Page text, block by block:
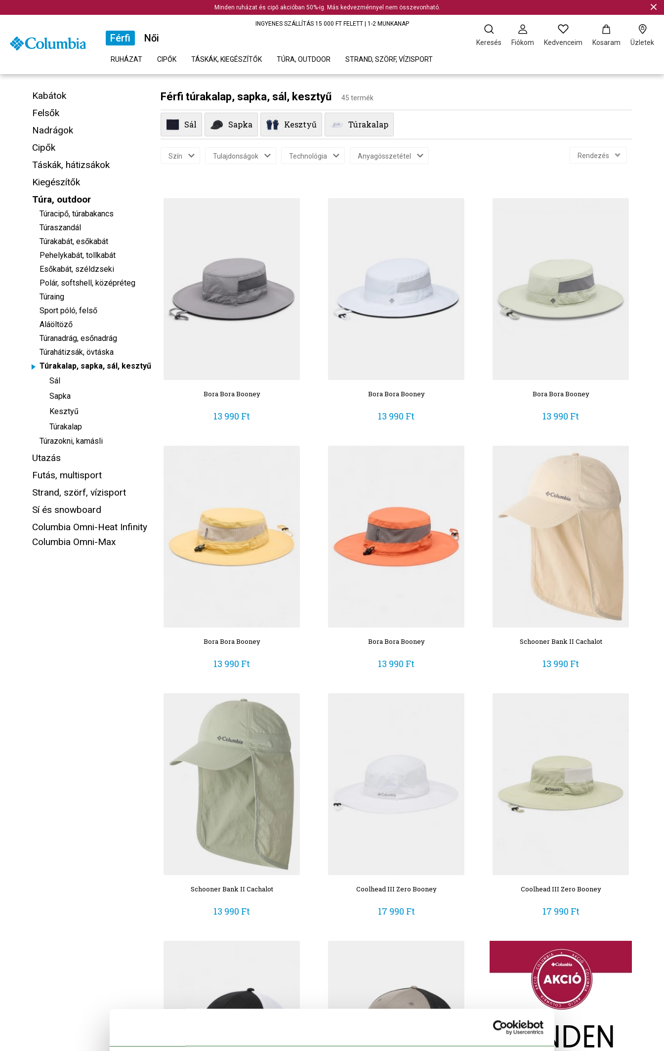
Minden ruházat és cipő akcióban 50%-ig. Más kedvezménnyel nem összevonható.
INGYENES SZÁLLÍTÁS 15 000 FT FELETT | 1-2 MUNKANAP
Férfi Női
RUHÁZAT CIPŐK TÁSKÁK, KIEGÉSZÍTŐK TÚRA, OUTDOOR STRAND, SZÖRF, VÍZISPORT
Keresés Fiókom Kedvenceim Kosaram Üzletek
Kabátok
Felsők
Nadrágok
Cipők
Táskák, hátizsákok
Kiegészítők
Túra, outdoor
Túracipő, túrabakancs
Túraszandál
Túrakabát, esőkabát
Pehelykabát, tollkabát
Esőkabát, széldzseki
Polár, softshell, középréteg
Túraing
Sport póló, felső
Aláöltöző
Túranadrág, esőnadrág
Túrahátizsák, övtáska
Túrakalap, sapka, sál, kesztyű
Sál
Sapka
Kesztyű
Túrakalap
Túrazokni, kamásli
Utazás
Futás, multisport
Strand, szörf, vízisport
Sí és snowboard
Columbia Omni-Heat Infinity
Columbia Omni-Max
Férfi túrakalap, sapka, sál, kesztyű 45 termék
Sál Sapka Kesztyű Túrakalap
Szín Tulajdonságok Technológia Anyagösszetétel Rendezés
Bora Bora Booney
13 990 Ft
Bora Bora Booney
13 990 Ft
Bora Bora Booney
13 990 Ft
Bora Bora Booney
13 990 Ft
Bora Bora Booney
13 990 Ft
Schooner Bank II Cachalot
13 990 Ft
Schooner Bank II Cachalot
13 990 Ft
Coolhead III Zero Booney
17 990 Ft
Coolhead III Zero Booney
17 990 Ft